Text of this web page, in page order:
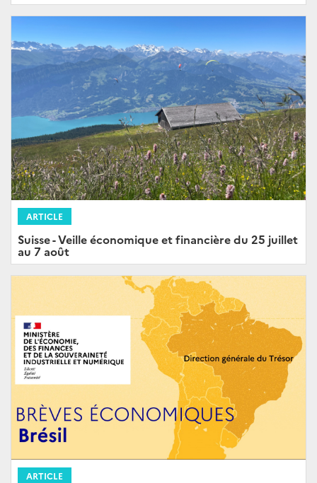
ARTICLE
Suisse - Veille économique et financière du 25 juillet
au 7 août
ARTICLE